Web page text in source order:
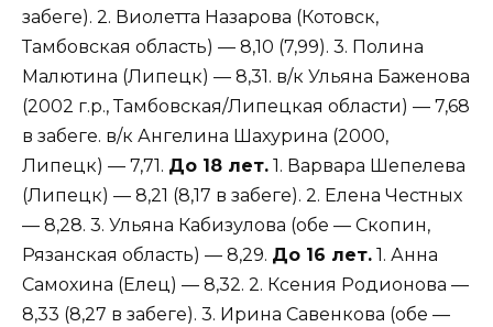
забеге). 2. Виолетта Назарова (Котовск,
Тамбовская область) — 8,10 (7,99). 3. Полина
Малютина (Липецк) — 8,31. в/к Ульяна Баженова
(2002 г.р., Тамбовская/Липецкая области) — 7,68
в забеге. в/к Ангелина Шахурина (2000,
Липецк) — 7,71. До 18 лет. 1. Варвара Шепелева
(Липецк) — 8,21 (8,17 в забеге). 2. Елена Честных
— 8,28. 3. Ульяна Кабизулова (обе — Скопин,
Рязанская область) — 8,29. До 16 лет. 1. Анна
Самохина (Елец) — 8,32. 2. Ксения Родионова —
8,33 (8,27 в забеге). 3. Ирина Савенкова (обе —